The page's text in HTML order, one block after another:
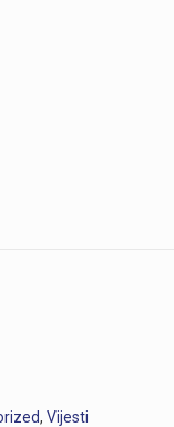
, Vijesti